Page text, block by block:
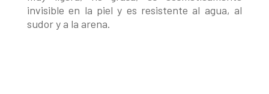
invisible en la piel y es resistente al agua, al
sudor y a la arena.